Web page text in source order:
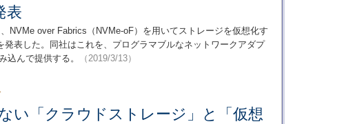
表
NVMe over Fabrics（NVMe-oF）を用いてストレージを仮想化す
表した。同社はこれを、プログラマブルなネットワークアダプ
込んで提供する。
（2019/3/13）
い「クラウドストレージ」と「仮想